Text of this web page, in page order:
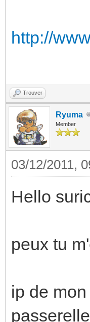
http://
Trouver
Ryuma
Member
03/12/2011,
Hello
peux tu
ip de